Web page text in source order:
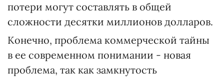
потери могут составлять в общей
сложности десятки миллионов долларов.
Конечно, проблема коммерческой тайны
в ее современном понимании - новая
проблема, так как замкнутость